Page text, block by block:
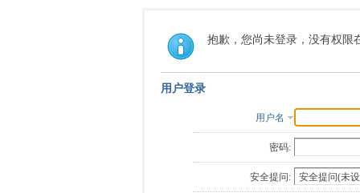
抱歉，您尚未登录，没有权限
用户登录
用户名
密码:
安全提问: